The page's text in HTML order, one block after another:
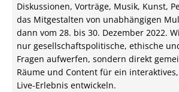
Diskussionen, Vorträge, Musik, Kunst,
das Mitgestalten von unabhängigen
dann vom 28. bis 30. Dezember 2022.
nur gesellschaftspolitische, ethische
Fragen aufwerfen, sondern direkt
Räume und Content für ein
Live-Erlebnis entwickeln.